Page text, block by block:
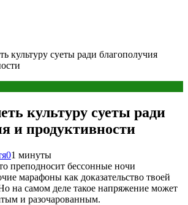
культуру суеты ради благополучия
культуру суеты ради
и продуктивности
01 минуты
преподносит бессонные ночи
марафоны как доказательство твоей
на самом деле такое напряжение может
и разочарованным.